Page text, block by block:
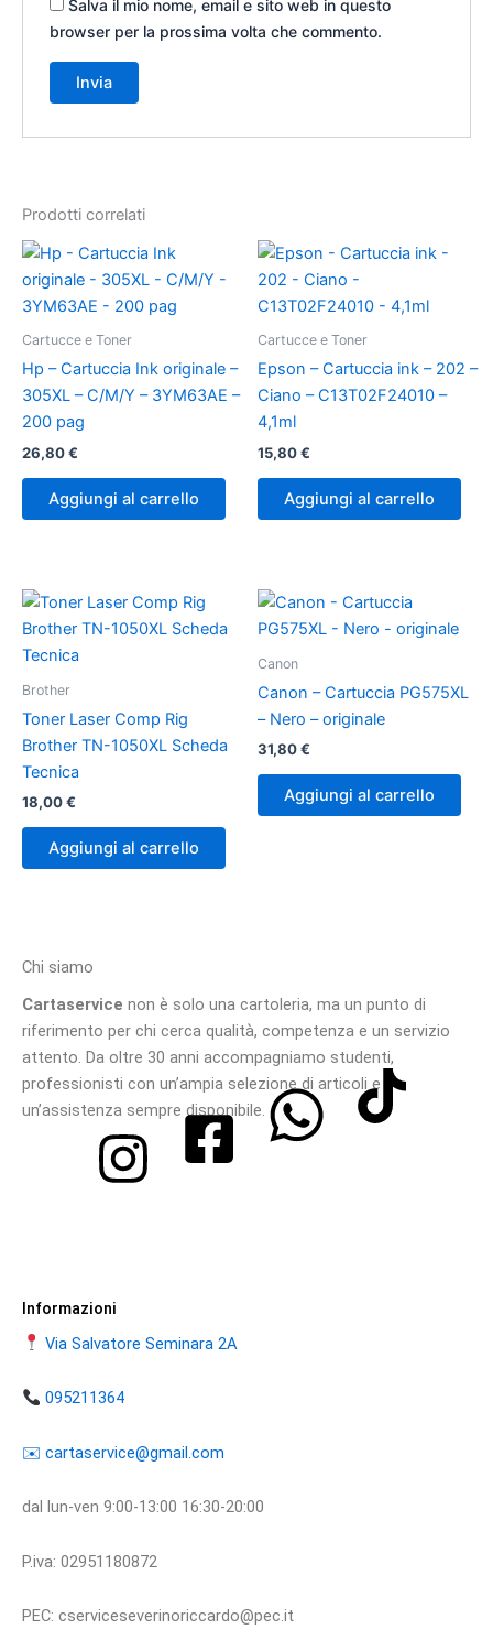
Salva il mio nome, email e sito web in questo
browser per la prossima volta che commento.
Prodotti correlati
Cartucce e Toner
Hp – Cartuccia Ink originale –
305XL – C/M/Y – 3YM63AE –
200 pag
26,80€
Aggiungi al carrello
Cartucce e Toner
Epson – Cartuccia ink – 202 –
Ciano – C13T02F24010 –
4,1ml
15,80€
Aggiungi al carrello
Brother
Toner Laser Comp Rig
Brother TN-1050XL Scheda
Tecnica
18,00€
Aggiungi al carrello
Canon
Canon – Cartuccia PG575XL
– Nero – originale
31,80€
Aggiungi al carrello
Chi siamo
Cartaservice non è solo una cartoleria, ma un punto di
riferimento per chi cerca qualità, competenza e un servizio
attento. Da oltre 30 anni accompagniamo studenti,
professionisti con un’ampia selezione di articoli e
un’assistenza sempre disponibile.
Informazioni
Via Salvatore Seminara 2A
095211364
​​✉️ ​cartaservice@gmail.com
dal lun-ven 9:00-13:00 16:30-20:00
P.iva: 02951180872
PEC: cserviceseverinoriccardo@pec.it